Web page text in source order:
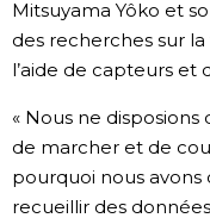
Mitsuyama Yôko et
des recherches sur
l’aide de capteurs et
« Nous ne disposions
de marcher et de
pourquoi nous avons
recueillir des